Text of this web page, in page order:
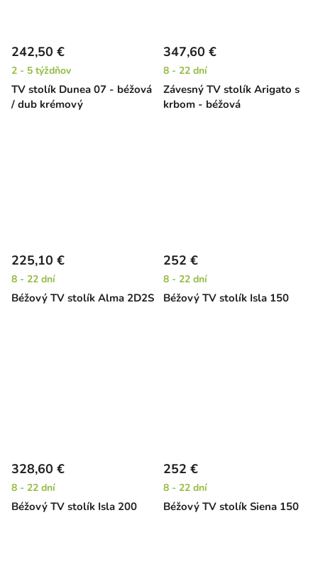
TV stolík Dunea 07 - béžová
/ dub krémový
242,50 €
2 - 5 týždňov
Závesný TV stolík Arigato s
krbom - béžová
347,60 €
8 - 22 dní
Béžový TV stolík Alma 2D2S
225,10 €
8 - 22 dní
Béžový TV stolík Isla 150
252 €
8 - 22 dní
Béžový TV stolík Isla 200
328,60 €
8 - 22 dní
Béžový TV stolík Siena 150
252 €
8 - 22 dní